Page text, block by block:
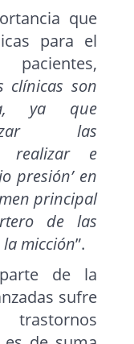
que
para el
clínicas son
ya que
las
realizar e
presión’ en
principal
de las
micción”.
de la
sufre